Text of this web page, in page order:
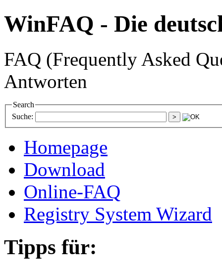
WinFAQ - Die
FAQ (Frequently Asked
Antworten
Search
Suche:
Homepage
Download
Online-FAQ
Registry System Wizard
Tipps für: